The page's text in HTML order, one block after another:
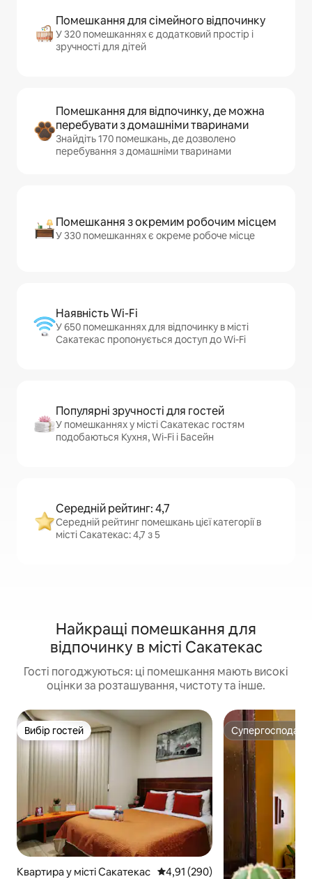
Помешкання для сімейного відпочинку
У 320 помешканнях є додатковий простір і
зручності для дітей
Помешкання для відпочинку, де можна
перебувати з домашніми тваринами
Знайдіть 170 помешкань, де дозволено
перебування з домашніми тваринами
Помешкання з окремим робочим місцем
У 330 помешканнях є окреме робоче місце
Наявність Wi-Fi
У 650 помешканнях для відпочинку в місті
Сакатекас пропонується доступ до Wi-Fi
Популярні зручності для гостей
У помешканнях у місті Сакатекас гостям
подобаються Кухня, Wi-Fi і Басейн
Середній рейтинг: 4,7
Середній рейтинг помешкань цієї категорії в
місті Сакатекас: 4,7 з 5
Найкращі помешкання для
відпочинку в місті Сакатекас
Гості погоджуються: ці помешкання мають високі
оцінки за розташування, чистоту та інше.
Вибір гостей
Вибір гостей
Квартира у місті Сакатекас Середня оцінка: 4,91 з 5,
4,91 (290)
Супергосподар
Супергосподар